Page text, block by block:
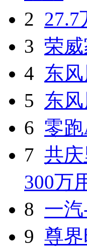
2 27.7
3 荣
4 东
5 东
6 零
7 共
300万
8 一
9 尊